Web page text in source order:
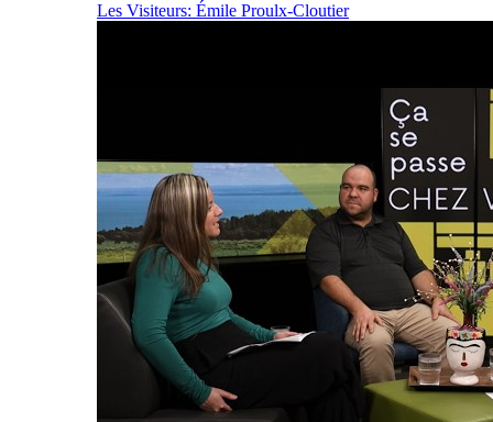
Les Visiteurs: Émile Proulx-Cloutier